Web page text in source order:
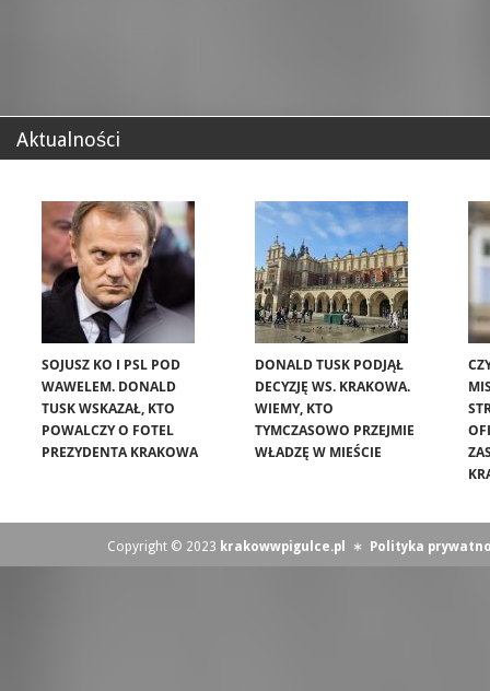
Aktualności
SOJUSZ KO I PSL POD
WAWELEM. DONALD
TUSK WSKAZAŁ, KTO
POWALCZY O FOTEL
PREZYDENTA KRAKOWA
DONALD TUSK PODJĄŁ
DECYZJĘ WS. KRAKOWA.
WIEMY, KTO
TYMCZASOWO PRZEJMIE
WŁADZĘ W MIEŚCIE
Copyright © 2023 krakowwpigulce.pl ∗ Polityka